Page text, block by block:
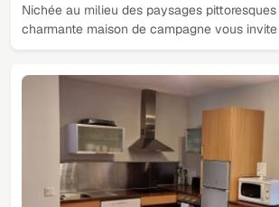
Nichée au milieu des paysages
charmante maison de campagne vous